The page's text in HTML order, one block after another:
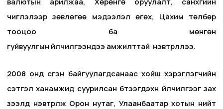
чиглэлээр зөвлөгөө мэдээлэл өгөх, Цахим төлбөр
тооцоо ба мөнгөн
гуйвуулгын үйлчилгээндээ амжилттай нэвтрүүллээ.
2008 онд үүсгэн байгуулагдсанаас хойш хэрэглэгчийн
сэтгэл ханамжид суурилсан бүтээгдэхүүн үйлчилгээг зах
зээлд нэвтрүүлж Орон нутаг, Улаанбаатар хотын нийт